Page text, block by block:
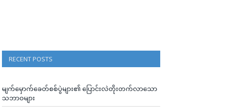
RECENT POSTS
မျက်မှောက်ခေတ်စစ်ပွဲများ၏ ပြောင်းလဲတိုးတက်လာသော
သဘာဝများ